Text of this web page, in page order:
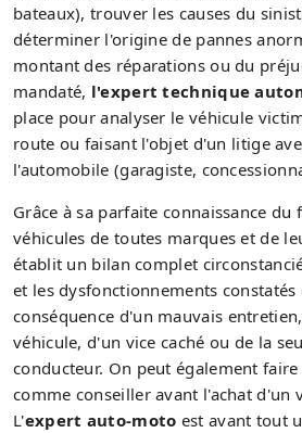
bateaux), trouver les causes du
déterminer l'origine de pannes
montant des réparations ou du
mandaté, l'expert technique
place pour analyser le véhicule
route ou faisant l'objet d'un litige
l'automobile (garagiste,
Grâce à sa parfaite connaissance
véhicules de toutes marques et de
établit un bilan complet
et les dysfonctionnements
conséquence d'un mauvais
véhicule, d'un vice caché ou de la
conducteur. On peut également faire
comme conseiller avant l'achat d'un
L'expert auto-moto est avant tout